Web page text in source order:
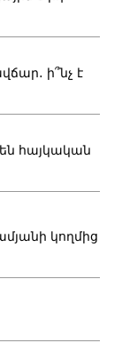
ի՞նչ է
հայկական
կողմից
է